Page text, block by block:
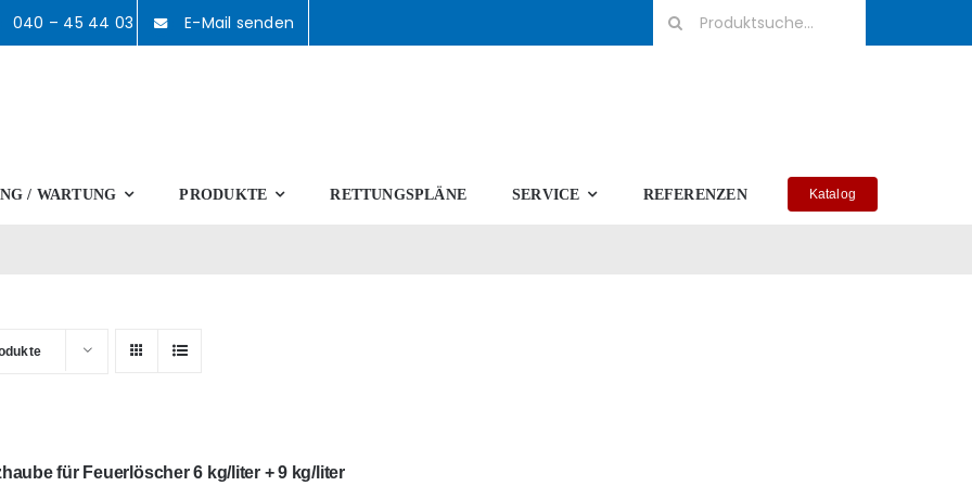
040 – 45 44 03 E-Mail senden
nach:
/ WARTUNG PRODUKTE RETTUNGSPLÄNE SERVICE REFERENZEN Katalog
für Feuerlöscher 6 kg/liter + 9 kg/liter